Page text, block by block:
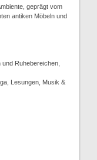
geprägt vom
antiken Möbeln und
Ruhebereichen,
Lesungen, Musik &